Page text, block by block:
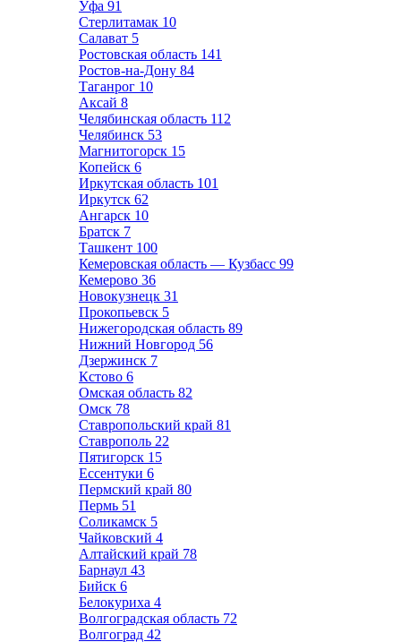
Уфа 91
Стерлитамак 10
Салават 5
Ростовская область 141
Ростов-на-Дону 84
Таганрог 10
Аксай 8
Челябинская область 112
Челябинск 53
Магнитогорск 15
Копейск 6
Иркутская область 101
Иркутск 62
Ангарск 10
Братск 7
Ташкент 100
Кемеровская область — Кузбасс 99
Кемерово 36
Новокузнецк 31
Прокопьевск 5
Нижегородская область 89
Нижний Новгород 56
Дзержинск 7
Кстово 6
Омская область 82
Омск 78
Ставропольский край 81
Ставрополь 22
Пятигорск 15
Ессентуки 6
Пермский край 80
Пермь 51
Соликамск 5
Чайковский 4
Алтайский край 78
Барнаул 43
Бийск 6
Белокуриха 4
Волгоградская область 72
Волгоград 42